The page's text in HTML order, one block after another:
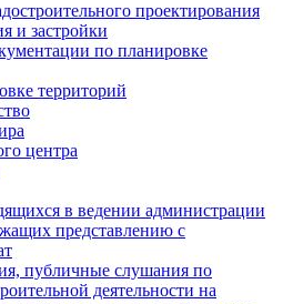
проектирования
и застройки
по планировке
территорий
центра
в ведении администрации
представлению с
публичные слушания по
деятельности на